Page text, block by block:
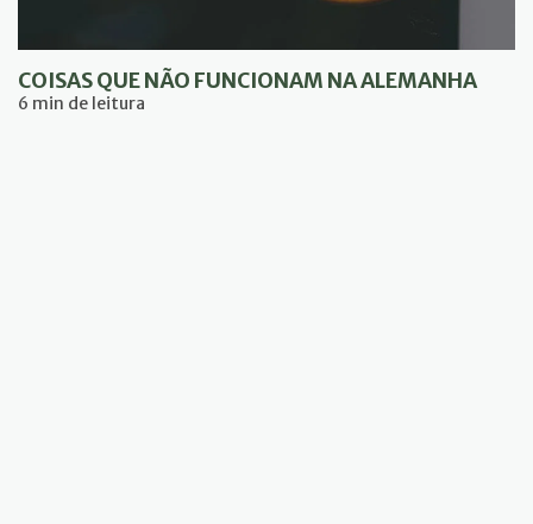
COISAS QUE NÃO FUNCIONAM NA ALEMANHA
6 min de leitura